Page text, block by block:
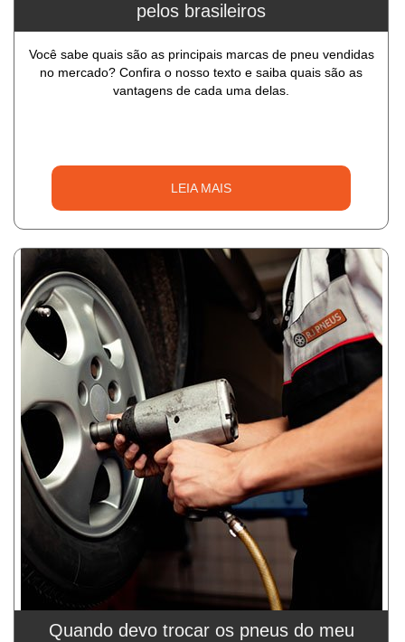
pelos brasileiros
Você sabe quais são as principais marcas de pneu vendidas
no mercado? Confira o nosso texto e saiba quais são as
vantagens de cada uma delas.
LEIA MAIS
Quando devo trocar os pneus do meu